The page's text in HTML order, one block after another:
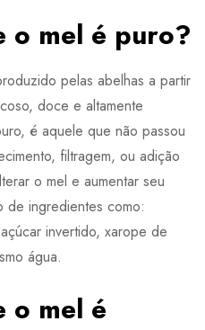
o mel é puro?
pelas abelhas a partir
doce e altamente
é aquele que não passou
filtragem, ou adição
o mel e aumentar seu
de ingredientes como:
invertido, xarope de
água.
o mel é